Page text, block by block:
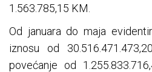
1.563.785,15 KM.
Od januara do maja
iznosu od
povećanje od